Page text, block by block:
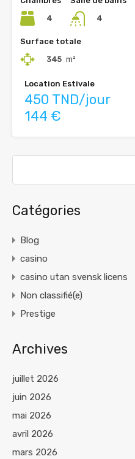
4
4
Surface totale
345 m²
Location Estivale
450 TND/jour
144 €
Catégories
Blog
casino
casino utan svensk licens
Non classifié(e)
Prestige
Archives
juillet 2026
juin 2026
mai 2026
avril 2026
mars 2026